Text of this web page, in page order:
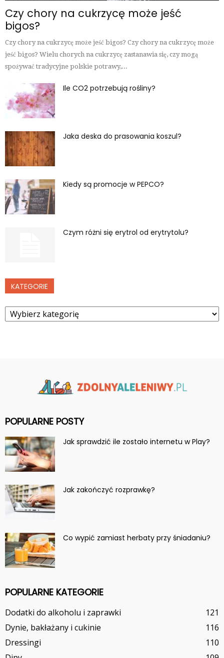
Czy chory na cukrzycę może jeść
bigos?
Czy chory na cukrzycę może jeść bigos? Czy chory na cukrzycę może
jeść bigos? Wielu chorych na cukrzycę zastanawia się, czy mogą
spożywać tradycyjne polskie potrawy,...
Ile CO2 potrzebują rośliny?
Jaka deska do prasowania koszul?
Kiedy są promocje w PEPCO?
Czym różni się erytrol od erytrytolu?
KATEGORIE
Kategorie
POPULARNE POSTY
Jak sprawdzić ile zostało internetu w Play?
Jak zakończyć rozprawkę?
Co wypić zamiast herbaty przy śniadaniu?
POPULARNE KATEGORIE
Dodatki do alkoholu i zaprawki
121
Dynie, bakłażany i cukinie
116
Dressingi
110